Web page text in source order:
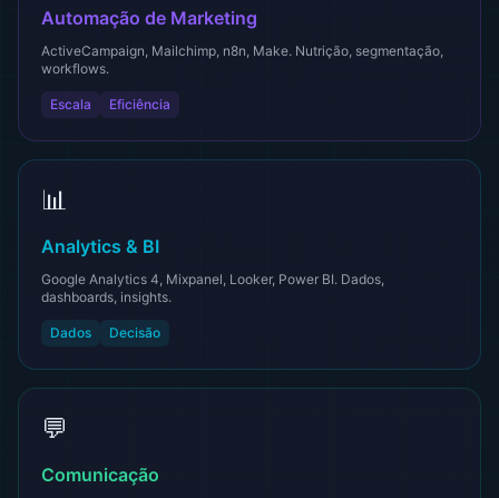
Automação de Marketing
ActiveCampaign, Mailchimp, n8n, Make. Nutrição, segmentação,
workflows.
Escala Eficiência
📊
Analytics & BI
Google Analytics 4, Mixpanel, Looker, Power BI. Dados,
dashboards, insights.
Dados Decisão
💬
Comunicação